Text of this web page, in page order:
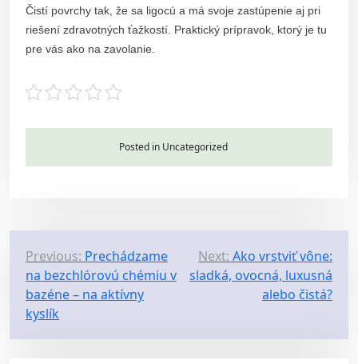
Čistí povrchy tak, že sa ligocú a má svoje zastúpenie aj pri
riešení zdravotných ťažkostí. Praktický prípravok, ktorý je tu
pre vás ako na zavolanie.
Posted in Uncategorized
P
o
s
t
Previous: Prechádzame
na bezchlórovú chémiu v
bazéne – na aktívny
kyslík
Next: Ako vrstviť vône:
sladká, ovocná, luxusná
alebo čistá?